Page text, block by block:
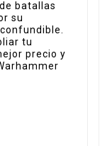
batallas
su
tu
precio y